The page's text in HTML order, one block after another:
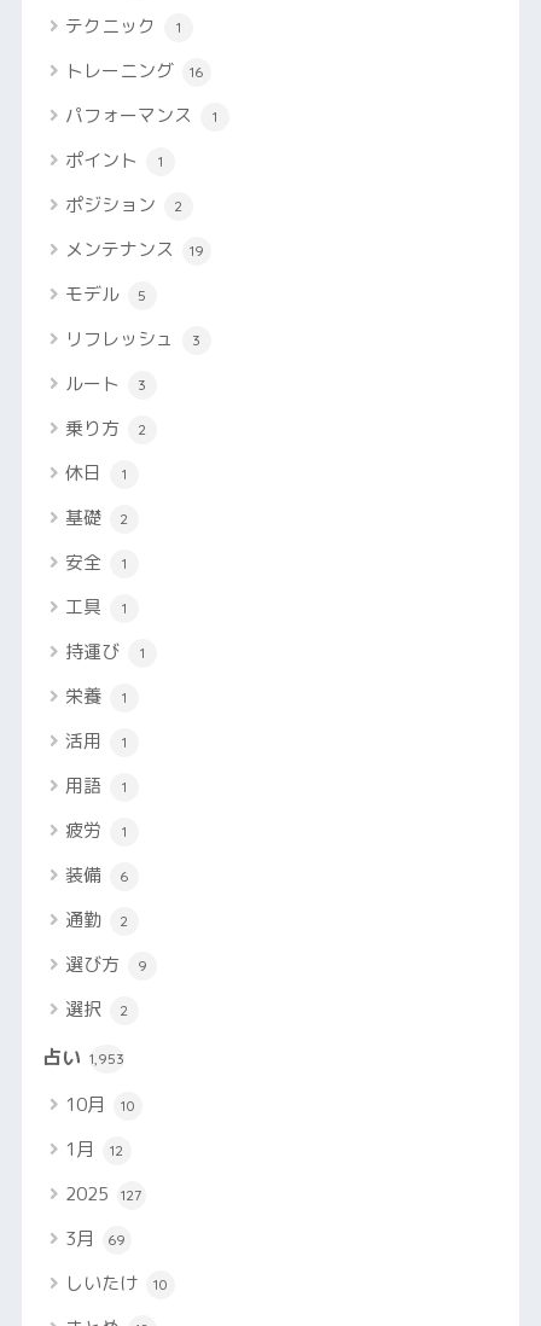
テクニック 1
トレーニング 16
パフォーマンス 1
ポイント 1
ポジション 2
メンテナンス 19
モデル 5
リフレッシュ 3
ルート 3
乗り方 2
休日 1
基礎 2
安全 1
工具 1
持運び 1
栄養 1
活用 1
用語 1
疲労 1
装備 6
通勤 2
選び方 9
選択 2
占い 1,953
10月 10
1月 12
2025 127
3月 69
しいたけ 10